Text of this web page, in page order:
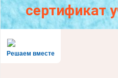
сертификат
Решаем вместе